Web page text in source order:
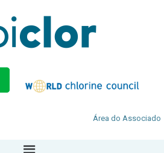
Área do Associado